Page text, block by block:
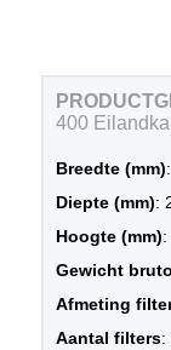
400
Breedte (mm)
Diepte (mm):
Hoogte (mm)
Gewicht
Afmeting
Aantal filters: